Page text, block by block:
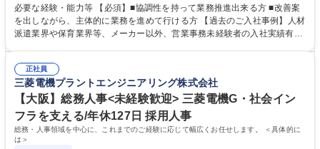
善をお任せ。 【教育制度】ご入社後、育成担当とペアになりながらOJTに
て業務を覚えていただくことが可能です。業務システムがきちんと構築さ
れているため、スムーズに仕事に慣れることができる環境です。また、
募集職種 【大阪・京都・滋賀】営業事務 ※未経験可
必要な経験・能力等 【必須】■協調性を持って業務推進出来る方 ■改善案
を出しながら、主体的に業務を進めて行ける方 【過去のご入社事例】人材
派遣業界や保育業界等、メーカー以外、営業事務未経験者の入社実績有
えて、お客様や社員の状況に合わせ、能動的なサポート、改善の動きも期
待され。組織を支えるスペシャリストとして、チームに貢献し、結果的に
社員から頼られる存在になることができます。平均19:30の退勤以降の業
務の持ち帰りも禁止されており、メリハリのある働き方となります。 学
歴・資格 学歴：大学院 大学 高専 短大 語学力： 資格：
正社員
三菱電機プラントエンジニアリング株式会社
【大阪】総務人事<未経験歓迎> 三菱電機G・社会イン
フラを支える/年休127日 採用人事
総務・人事領域を中心に、これまでのご経験に応じて幅広くお任せします。 ＜具体的に
は＞